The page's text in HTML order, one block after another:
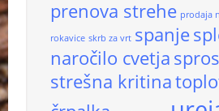
prenova strehe prodaja
rokavice skrb za vrt spanje
naročilo cvetja
strešna kritina